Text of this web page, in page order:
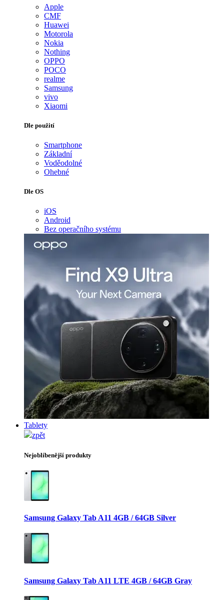
Apple
CMF
Huawei
Motorola
Nokia
Nothing
OPPO
POCO
realme
Samsung
vivo
Xiaomi
Dle použití
Smartphone
Základní
Voděodolné
Ohebné
Dle OS
iOS
Android
Bez operačního systému
Tablety
zpět
Nejoblíbenější produkty
Samsung Galaxy Tab A11 4GB / 64GB Silver
Samsung Galaxy Tab A11 LTE 4GB / 64GB Gray